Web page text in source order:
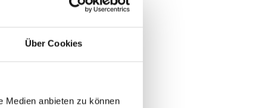
Über Cookies
Medien anbieten zu können